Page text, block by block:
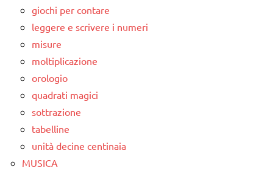
giochi per contare
leggere e scrivere i numeri
misure
moltiplicazione
orologio
quadrati magici
sottrazione
tabelline
unità decine centinaia
MUSICA